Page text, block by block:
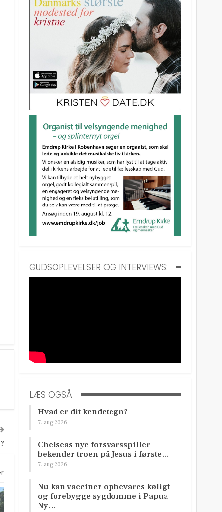
GUDSOPLEVELSER OG INTERVIEWS:
LÆS OGSÅ
Hvad er dit kendetegn?
7. aug 2026
Chelseas nye forsvarsspiller
bekender troen på Jesus i første…
7. aug 2026
Nu kan vacciner opbevares køligt
og forebygge sygdomme i Papua
Ny…